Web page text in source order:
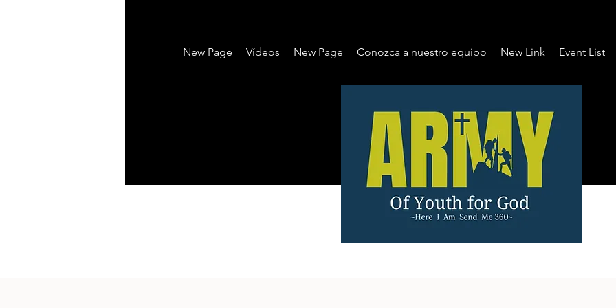
New Page Vídeos New Page Conozca a nuestro equipo New Link Event List